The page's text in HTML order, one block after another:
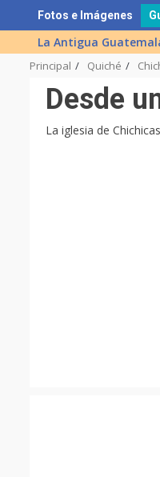
to
content
Fotos e Imágenes
La Antigua
Principal Quiché
Desde
La iglesia de